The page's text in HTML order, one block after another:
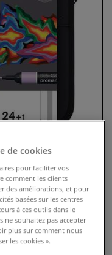
de cookies
pour faciliter vos
comment les clients
des améliorations, et pour
basées sur les centres
à ces outils dans le
ne souhaitez pas accepter
plus sur comment nous
les cookies ».